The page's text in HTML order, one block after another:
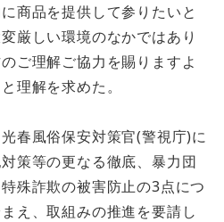
商品を提供して参りたいと
厳しい環境のなかではあり
ご理解ご協力を賜りますよ
理解を求めた。
春風俗保安対策官(警視庁)に
策等の更なる徹底、暴力団
殊詐欺の被害防止の3点につ
え、取組みの推進を要請し